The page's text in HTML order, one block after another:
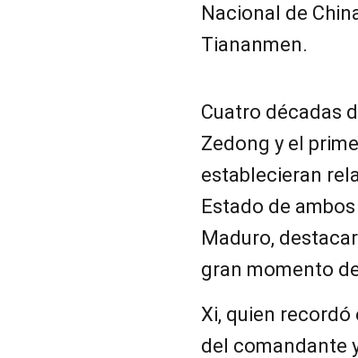
Nacional de
Tiananmen.
Cuatro décadas
Zedong y el
establecieran
Estado de
Maduro,
gran momento
Xi, quien
del comandante